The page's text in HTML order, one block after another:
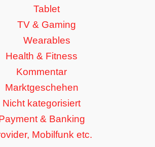
Tablet
TV & Gaming
Wearables
Health & Fitness
Kommentar
Marktgeschehen
Nicht kategorisiert
& Banking
Mobilfunk etc.